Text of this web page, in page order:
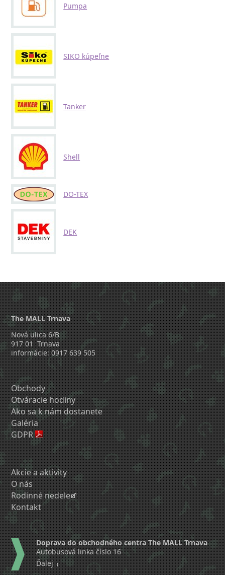
Pumpa
SIKO kúpeľne
Tanker
Shell
DO-TEX
DEK
The MALL Trnava
Nová ulica 6/B
917 01 Trnava
informácie: 0917 639 505
Obchody
Otváracie hodiny
Ako sa k nám dostanete
Galéria
GDPR
Akcie a aktivity
O nás
Rodinné nedele
Kontakt
Doprava do obchodného centra The MALL Trnava
Autobusová linka číslo 16
Ďalej